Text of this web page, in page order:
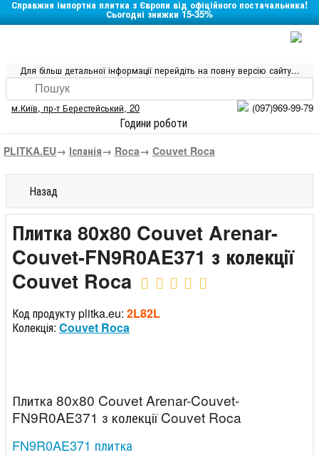
Справжня імпортна плитка з Європи від офіційного постачальника!
Сьогодні знижки 15-35%
Для більш детальної інформації перейдіть на повну версію сайту...
м.Київ, пр-т Берестейський, 20 (097)969-99-79
Години роботи
PLITKA.EU→ Іспанія→ Roca→ Couvet Roca
Назад
Плитка 80x80 Couvet Arenar-
Couvet-FN9R0AE371 з колекції
Couvet Roca
Код продукту plitka.eu: 2L82L
Колекція: Couvet Roca
Плитка 80x80 Couvet Arenar-Couvet-
FN9R0AE371 з колекції Couvet Roca
FN9R0AE371 плитка